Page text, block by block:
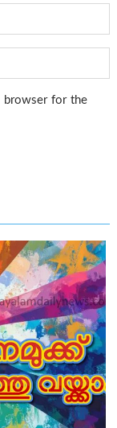
browser for the